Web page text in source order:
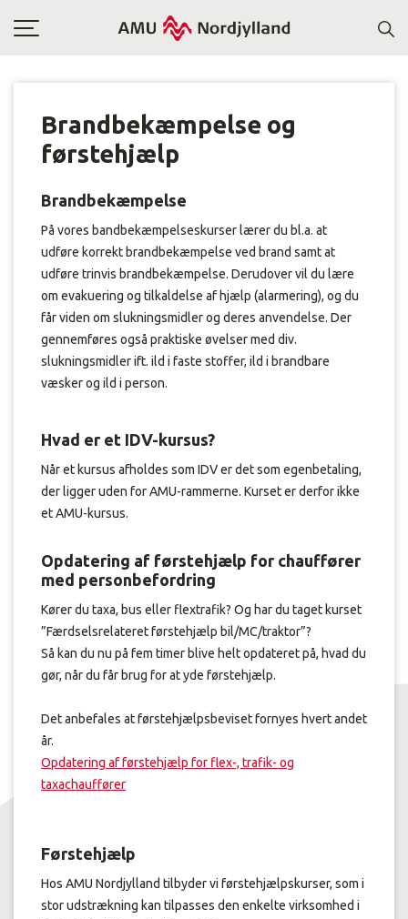
Toggle
Brandbekæmpelse og
førstehjælp
Brandbekæmpelse
På vores bandbekæmpelseskurser lærer du bl.a. at
udføre korrekt brandbekæmpelse ved brand samt at
udføre trinvis brandbekæmpelse. Derudover vil du lære
om evakuering og tilkaldelse af hjælp (alarmering), og du
får viden om slukningsmidler og deres anvendelse. Der
gennemføres også praktiske øvelser med div.
slukningsmidler ift. ild i faste stoffer, ild i brandbare
væsker og ild i person.
Hvad er et IDV-kursus?
Når et kursus afholdes som IDV er det som egenbetaling,
der ligger uden for AMU-rammerne. Kurset er derfor ikke
et AMU-kursus.
Opdatering af førstehjælp for chauffører
med personbefordring
Kører du taxa, bus eller flextrafik? Og har du taget kurset
”Færdselsrelateret førstehjælp bil/MC/traktor”?
Så kan du nu på fem timer blive helt opdateret på, hvad du
gør, når du får brug for at yde førstehjælp.
Det anbefales at førstehjælpsbeviset fornyes hvert andet
år.
Opdatering af førstehjælp for flex-, trafik- og
taxachauffører
Førstehjælp
Hos AMU Nordjylland tilbyder vi førstehjælpskurser, som i
stor udstrækning kan tilpasses den enkelte virksomhed i